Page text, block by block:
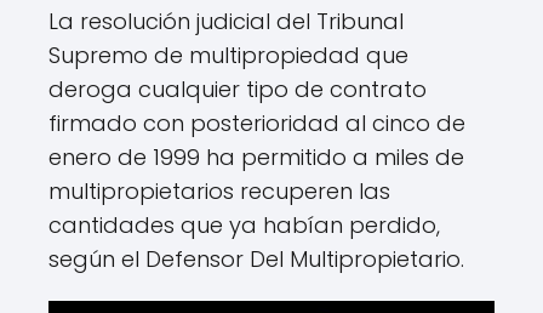
La resolución judicial del Tribunal
Supremo de multipropiedad que
deroga cualquier tipo de contrato
firmado con posterioridad al cinco de
enero de 1999 ha permitido a miles de
multipropietarios recuperen las
cantidades que ya habían perdido,
según el Defensor Del Multipropietario.